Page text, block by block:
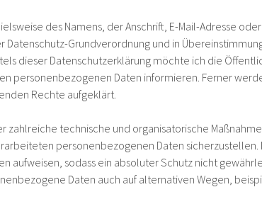
des Namens, der Anschrift, E-Mail-Adresse
Grundverordnung und in
dieser Datenschutzerklärung möchte ich die
personenbezogenen Daten informieren. Ferner
Rechte aufgeklärt.
zahlreiche technische und organisatorische
personenbezogenen Daten
aufweisen, sodass ein absoluter Schutz nicht
Daten auch auf alternativen Wegen,